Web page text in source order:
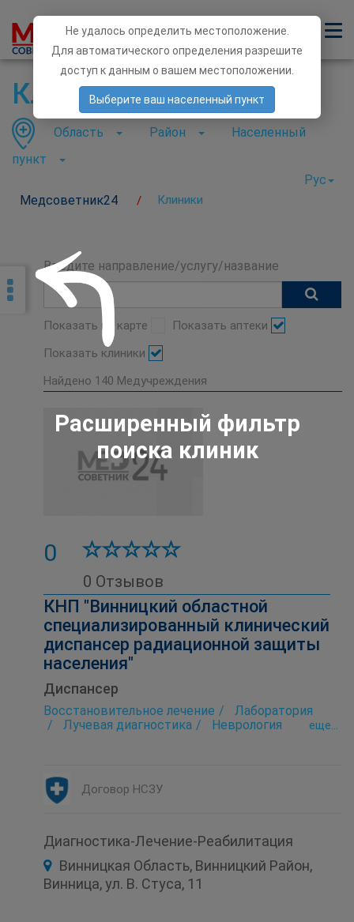
Медсоветник24 / Клиники
Область Район
Населенный
пункт
Рус
Клиники
Введите направление/услугу/название
Показать на карте
Показать аптеки
Показать клиники
Найдено 140 Медучреждения
0
0 Отзывов
КНП "Винницкий областной
специализированный клинический
диспансер радиационной защиты
населения"
Диспансер
Восстановительное лечение
Лаборатория
Лучевая диагностика
Неврология
eще...
Договор НСЗУ
Диагностика-Лечение-Реабилитация
Винницкая Область, Винницкий Район,
Винница, ул. В. Стуса, 11
Расширенный фильтр
поиска клиник
Не удалось определить местоположение.
Для автоматического определения разрешите
доступ к данным о вашем местоположении.
Выберите ваш населенный пункт